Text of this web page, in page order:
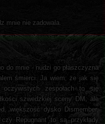
mnie nie zadowala.
do mnie - nudzi go płaszczyzna
śmierci. Ja wiem, że jak się
zespołach to się
szwedzkiej sceny DM, ale
większość dysko Dismember,
Repugnant to są przykłady